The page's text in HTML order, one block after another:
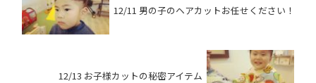
12/11 男の子のヘアカットお任せください！
12/13 お子様カットの秘密アイテム